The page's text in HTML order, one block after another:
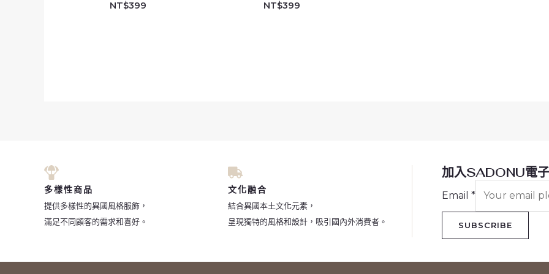
NT$399 NT$399
多樣性商品
提供多樣性的異國風格服飾，
滿足不同顧客的需求和喜好。
文化融合
結合異國本土文化元素，
呈現獨特的風格和設計，吸引國內外消費者。
加入SADONU電
Email *
SUBSCRIBE